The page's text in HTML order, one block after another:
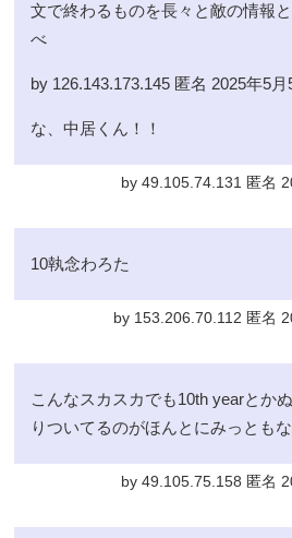
文で終わるものを長々と敵の情報
べ
by 126.143.173.145 匿名 2025年5
な、中居くん！！
by 49.105.74.131 匿名
10執念わろた
by 153.206.70.112 匿名
こんなスカスカでも10th yearとか
りついてるのがほんとにみっとも
by 49.105.75.158 匿名